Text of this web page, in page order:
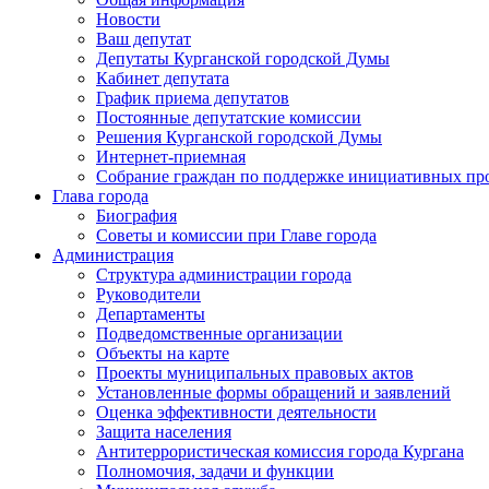
Новости
Ваш депутат
Депутаты Курганской городской Думы
Кабинет депутата
График приема депутатов
Постоянные депутатские комиссии
Решения Курганской городской Думы
Интернет-приемная
Собрание граждан по поддержке инициативных
Глава города
Биография
Советы и комиссии при Главе города
Администрация
Структура администрации города
Руководители
Департаменты
Подведомственные организации
Объекты на карте
Проекты муниципальных правовых актов
Установленные формы обращений и заявлений
Оценка эффективности деятельности
Защита населения
Антитеррористическая комиссия города Кургана
Полномочия, задачи и функции